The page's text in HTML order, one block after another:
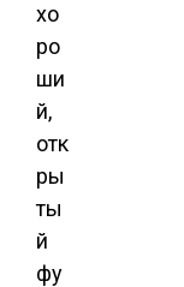
хо
ро
ши
й,
отк
ры
ты
й
фу